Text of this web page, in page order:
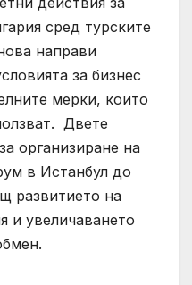
сред турските
направи
за бизнес
мерки, които
Двете
организиране на
в Истанбул до
развитието на
и увеличаването